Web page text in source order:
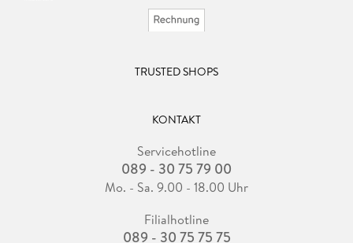
TRUSTED SHOPS
KONTAKT
Servicehotline
089 - 30 75 79 00
Mo. - Sa. 9.00 - 18.00 Uhr
Filialhotline
089 - 30 75 75 75